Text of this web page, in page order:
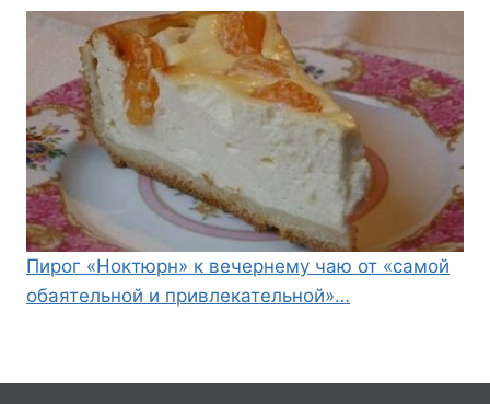
Пирог «Ноктюрн» к вечернему чаю от «самой
обаятельной и привлекательной»…